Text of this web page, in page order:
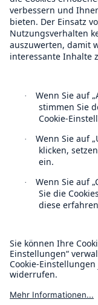
Über Munich Re
Corporate Website
Folgen Sie uns
Datenschutz
Cookie Einstellungen
Rechtliche Hinweise